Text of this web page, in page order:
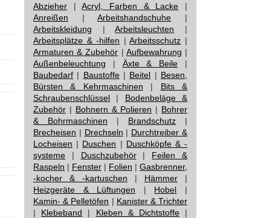
Abzieher |Acryl, Farben & Lacke |
Anreißen |Arbeitshandschuhe |
Arbeitskleidung |Arbeitsleuchten |
Arbeitsplätze & -hilfen |Arbeitsschutz |
Armaturen & Zubehör | Aufbewahrung |
Außenbeleuchtung | Äxte & Beile |
Baubedarf | Baustoffe| Beitel | Besen,
Bürsten & Kehrmaschinen | Bits &
Schraubenschlüssel | Bodenbeläge &
Zubehör | Bohnern & Polieren | Bohrer
& Bohrmaschinen | Brandschutz |
Brecheisen | Drechseln | Durchtreiber &
Locheisen | Duschen | Duschköpfe & -
systeme | Duschzubehör| Feilen &
Raspeln | Fenster | Folien | Gasbrenner,
-kocher & -kartuschen | Hämmer |
Heizgeräte & Lüftungen | Hobel |
Kamin- & Pelletöfen | Kanister & Trichter
| Klebeband | Kleben & Dichtstoffe|